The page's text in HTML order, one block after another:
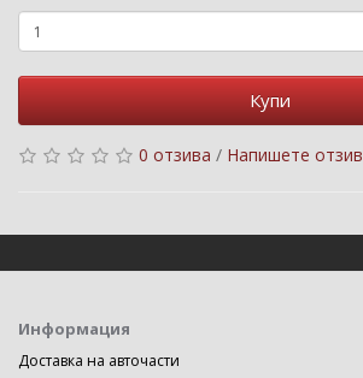
Купи
0 отзива / Напишете отзив
Информация
Доставка на авточасти